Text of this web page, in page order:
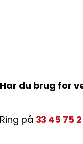
Har du brug for
Ring på 33 45 75